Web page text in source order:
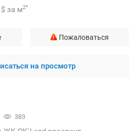
$ за м2*
Пожаловаться
на просмотр
383